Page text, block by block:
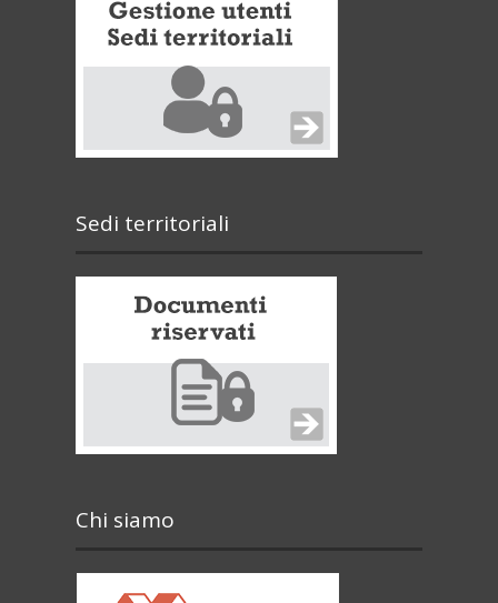
Sedi territoriali
Chi siamo